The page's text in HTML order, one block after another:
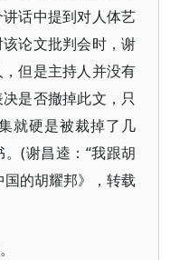
话中提到对人体艺
论文批判会时，谢
但是主持人并没有
是否撤掉此文，只
就硬是被裁掉了几
(谢昌逵：“我跟胡
的胡耀邦》，转载